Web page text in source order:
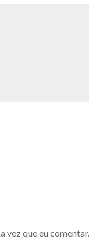
vez que eu comentar.